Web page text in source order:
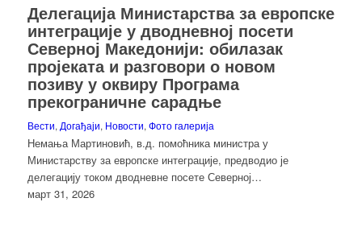
Делегација Министарства за европске
интеграције у дводневној посети
Северној Македонији: обилазак
пројеката и разговори о новом
позиву у оквиру Програма
прекограничне сарадње
Вести, Догађаји, Новости, Фото галерија
Немања Мартиновић, в.д. помоћника министра у
Министарству за европске интеграције, предводио је
делегацију током дводневне посете Северној…
март 31, 2026